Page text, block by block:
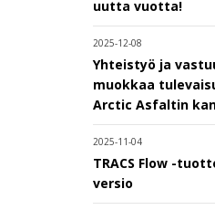
uutta vuotta!
2025-12-08
Yhteistyö ja
muokkaa
Arctic Asfaltin
2025-11-04
TRACS Flow -
versio